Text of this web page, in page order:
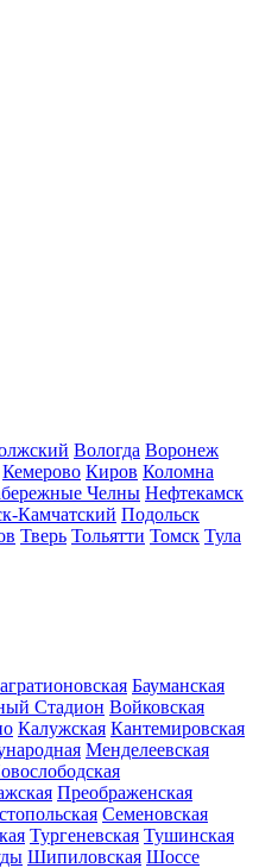
Вологда Воронеж
Кемерово Киров Коломна
Челны Нефтекамск
Камчатский Подольск
Тверь Тольятти Томск Тула
Бауманская
Стадион Войковская
Калужская Кантемировская
Менделеевская
Преображенская
Семеновская
Тургеневская Тушинская
Шипиловская Шоссе